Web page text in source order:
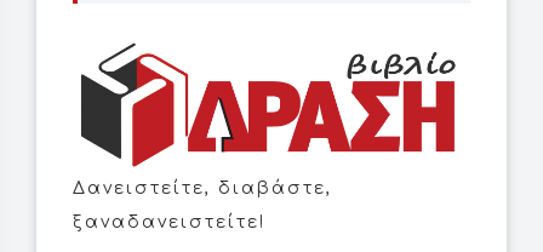
Δανειστείτε, διαβάστε,
ξαναδανειστείτε!